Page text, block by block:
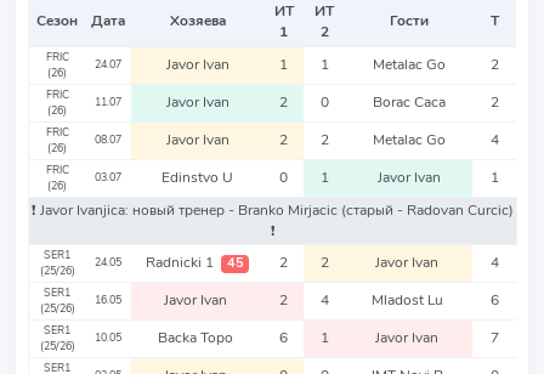
Сезон Дата Хозяева
ИТ
1
ИТ
2
Гости Т
FRIC
(26)
24.07 Javor Ivan 1 1 Metalac Go 2
FRIC
(26)
11.07 Javor Ivan 2 0 Borac Caca 2
FRIC
(26)
08.07 Javor Ivan 2 2 Metalac Go 4
FRIC
(26)
03.07 Edinstvo U 0 1 Javor Ivan
1
❗️ Javor Ivanjica: новый тренер - Branko Mirjacic (старый - Radovan Curcic)
❗️
SER1
(25/26)
24.05 Radnicki 1 45 2 2 Javor Ivan 4
SER1
(25/26)
16.05 Javor Ivan 2 4 Mladost Lu 6
SER1
(25/26)
10.05 Backa Topo 6 1 Javor Ivan 7
SER1